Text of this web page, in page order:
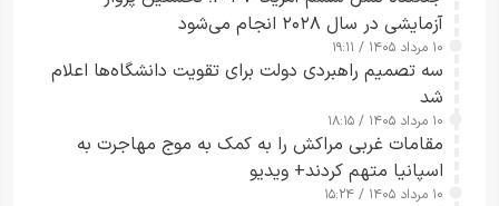
آزمایشی در سال ۲۰۲۸ انجام می‌شود
۱۰ مرداد ۱۴۰۵ / ۱۹:۱۱
سه تصمیم راهبردی دولت برای تقویت دانشگاه‌ها اعلام
شد
۱۰ مرداد ۱۴۰۵ / ۱۸:۱۵
مقامات غربی مراکش را به کمک به موج مهاجرت به
اسپانیا متهم کردند+ ویدیو
۱۰ مرداد ۱۴۰۵ / ۱۵:۲۴